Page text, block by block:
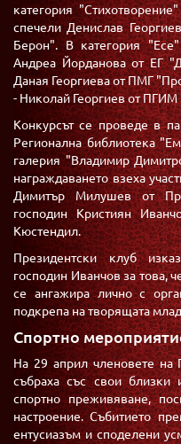
категория
спечели Денислав
Берон". В категория
Андреа Йорданова от ЕГ
Даная Георгиева от ПМГ
- Николай Георгиев от
Конкурсът се проведе в
Регионална библиотека
галерия "Владимир
награждаването взеха
Димитър Милушев от
господин Кристиян
Кюстендил.
Президентски клуб
господин Иванчов за това,
се ангажира лично с
подкрепа на творящата
Спортно
На 29 април членовете на
събраха със свои
спортно преживяване,
настроение. Събитието
ентусиазъм и споделени